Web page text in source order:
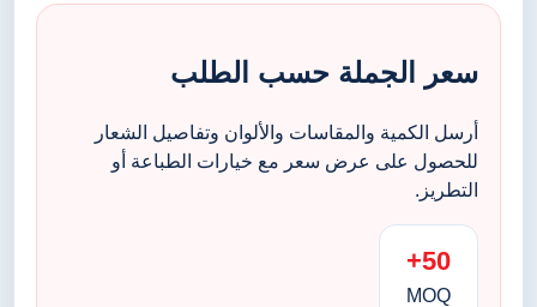
سعر الجملة حسب الطلب
أرسل الكمية والمقاسات والألوان وتفاصيل الشعار
للحصول على عرض سعر مع خيارات الطباعة أو
التطريز.
50+
MOQ